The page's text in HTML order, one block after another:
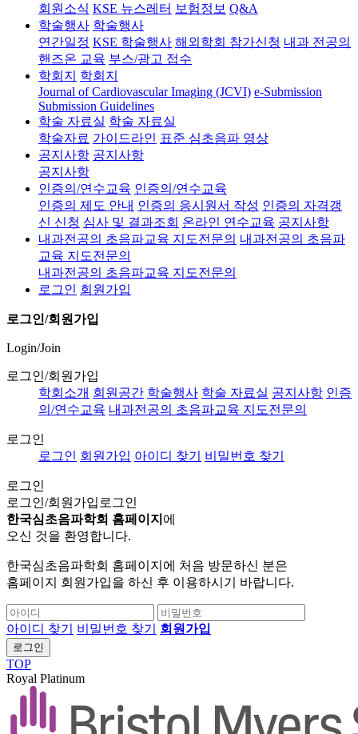
회원소식 KSE 뉴스레터 보험정보 Q&A
학술행사 학술행사
연간일정 KSE 학술행사 해외학회 참가신청 내과 전공의
핸즈온 교육 부스/광고 접수
학회지
학회지
Journal of Cardiovascular Imaging (JCVI) e-Submission
Submission Guidelines
학술 자료실 학술 자료실
학술자료 가이드라인 표준 심초음파 영상
공지사항 공지사항
공지사항
인증의/연수교육 인증의/연수교육
인증의 제도 안내 인증의 응시원서 작성 인증의 자격갱
신 신청 심사 및 결과조회 온라인 연수교육 공지사항
내과전공의 초음파교육 지도전문의 내과전공의 초음파
교육 지도전문의
내과전공의 초음파교육 지도전문의
로그인 회원가입
로그인/회원가입
Login/Join
로그인/회원가입
학회소개 회원공간 학술행사 학술 자료실 공지사항 인증
의/연수교육 내과전공의 초음파교육 지도전문의
로그인
로그인 회원가입 아이디 찾기 비밀번호 찾기
로그인
로그인/회원가입 로그인
한국심초음파학회 홈페이지 에
오신 것을 환영합니다.
한국심초음파학회 홈페이지에 처음 방문하신 분은
홈페이지 회원가입을 하신 후 이용하시기 바랍니다.
아이디 찾기 비밀번호 찾기 회원가입
로그인
TOP
Royal Platinum